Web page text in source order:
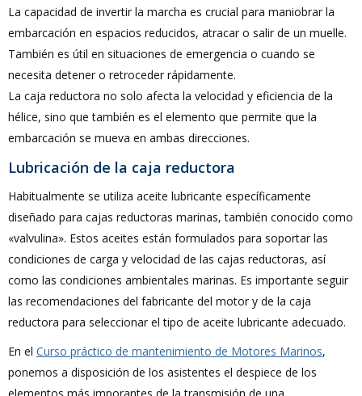
La capacidad de invertir la marcha es crucial para maniobrar la
embarcación en espacios reducidos, atracar o salir de un muelle.
También es útil en situaciones de emergencia o cuando se
necesita detener o retroceder rápidamente.
La caja reductora no solo afecta la velocidad y eficiencia de la
hélice, sino que también es el elemento que permite que la
embarcación se mueva en ambas direcciones.
Lubricación de la caja reductora
Habitualmente se utiliza aceite lubricante específicamente
diseñado para cajas reductoras marinas, también conocido como
«valvulina». Estos aceites están formulados para soportar las
condiciones de carga y velocidad de las cajas reductoras, así
como las condiciones ambientales marinas. Es importante seguir
las recomendaciones del fabricante del motor y de la caja
reductora para seleccionar el tipo de aceite lubricante adecuado.
En el Curso práctico de mantenimiento de Motores Marinos,
ponemos a disposición de los asistentes el despiece de los